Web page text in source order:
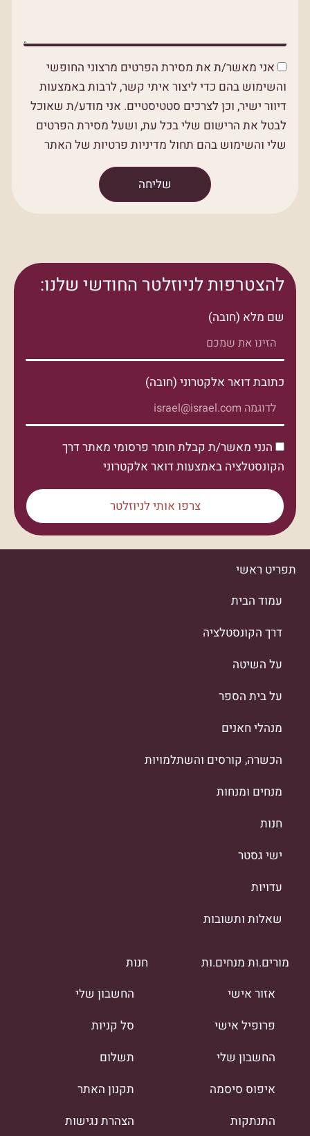
אני מאשר/ת את מסירת הפרטים מרצוני החופשי
והשימוש בהם כדי ליצור איתי קשר, לרבות באמצעות
דיוור ישיר, וכן לצרכים סטטיסטיים. אני מודע/ת שאוכל
לבטל את הרישום שלי בכל עת, ושעל מסירת הפרטים
שלי והשימוש בהם תחול מדיניות פרטיות של האתר
שליחה
להצטרפות לניוזלטר החודשי שלנו:
שם מלא (חובה)
כתובת דואר אלקטרוני (חובה)
הנני מאשר/ת קבלת חומר פרסומי מאתר דרך
הקונסטלציה באמצעות דואר אלקטרוני
צרפו אותי לניוזלטר
תפריט ראשי
עמוד הבית
דרך הקונסטלציה
על השיטה
על בית הספר
מנהלי חאנים
הכשרה, קורסים והשתלמויות
מנחים ומנחות
חנות
ישי גסטר
עדויות
שאלות ותשובות
מורים.ות מנחים.ות
אזור אישי
פרופיל אישי
החשבון שלי
איפוס סיסמה
התנתקות
חנות
החשבון שלי
סל קניות
תשלום
תקנון האתר
הצהרת נגישות